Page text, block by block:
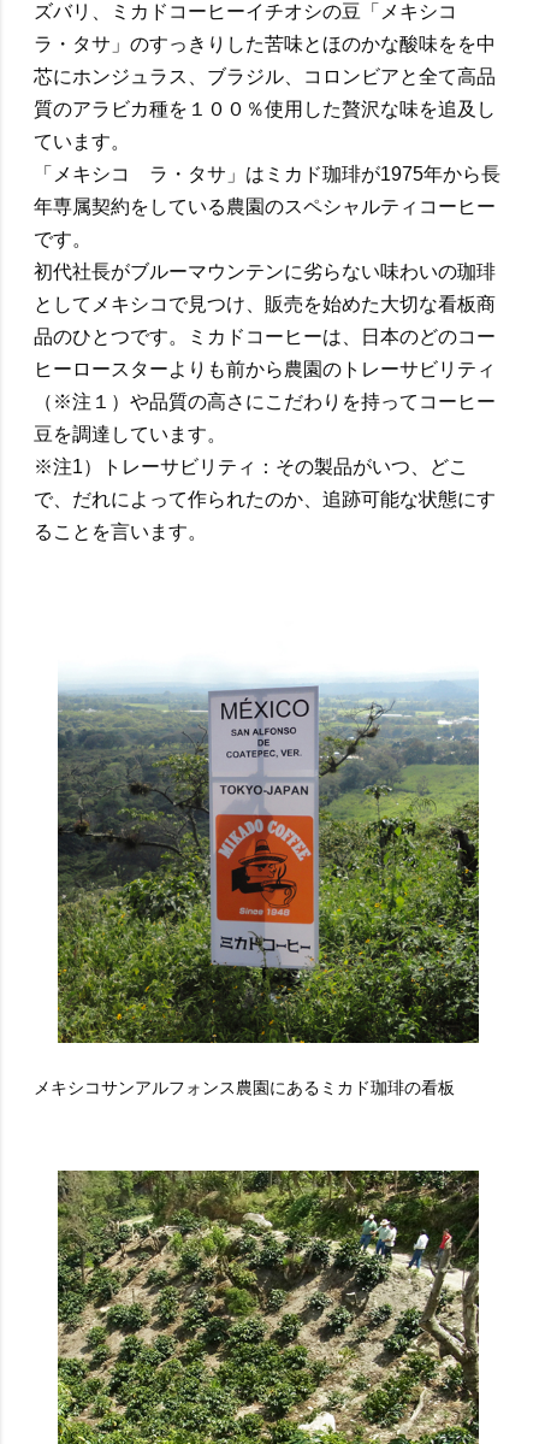
ズバリ、ミカドコーヒーイチオシの豆「メキシコ
ラ・タサ」のすっきりした苦味とほのかな酸味をを中
芯にホンジュラス、ブラジル、コロンビアと全て高品
質のアラビカ種を１００％使用した贅沢な味を追及し
ています。
「メキシコ ラ・タサ」はミカド珈琲が1975年から長
年専属契約をしている農園のスペシャルティコーヒー
です。
初代社長がブルーマウンテンに劣らない味わいの珈琲
としてメキシコで見つけ、販売を始めた大切な看板商
品のひとつです。ミカドコーヒーは、日本のどのコー
ヒーロースターよりも前から農園のトレーサビリティ
（※注１）や品質の高さにこだわりを持ってコーヒー
豆を調達しています。
※注1）トレーサビリティ：その製品がいつ、どこ
で、だれによって作られたのか、追跡可能な状態にす
ることを言います。
メキシコサンアルフォンス農園にあるミカド珈琲の看板